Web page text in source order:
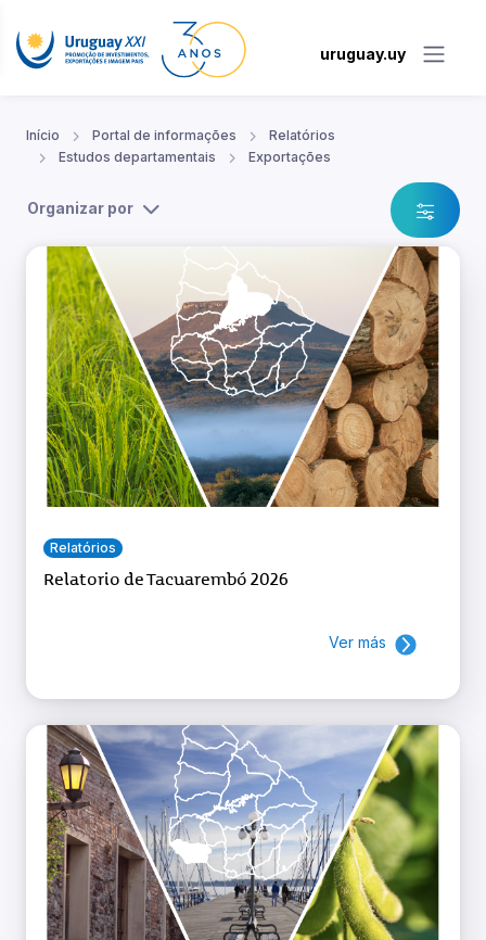
uruguay.uy
Início Portal de informações
Relatórios
Estudos departamentais
Exportações
Organizar por
Relatórios
Relatorio de Tacuarembó 2026
Ver más